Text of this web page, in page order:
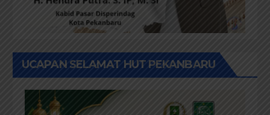
UCAPAN SELAMAT HUT PEKANBARU